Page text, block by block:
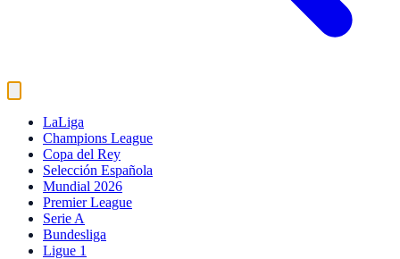
LaLiga
Champions League
Copa del Rey
Selección Española
Mundial 2026
Premier League
Serie A
Bundesliga
Ligue 1